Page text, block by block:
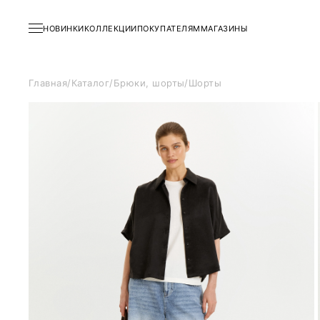
НОВИНКИКОЛЛЕКЦИИПОКУПАТЕЛЯМ МАГАЗИНЫ
Главная/Каталог/Брюки, шорты/Шорты